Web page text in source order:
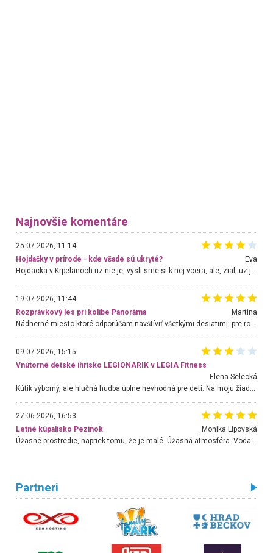
Najnovšie komentáre
25.07.2026, 11:14
Hojdačky v prírode - kde všade sú ukryté?
Eva
Hojdacka v Krpelanoch uz nie je, vysli sme si k nej vcera, ale, zial, uz je znicena. Ak sem planujete cestu len kvoli hojdacke, mozete si ju usetrit. Krasny vyhlad je tu vsak aj bez hojdacky :-)
19.07.2026, 11:44
Rozprávkový les pri kolibe Panoráma
Martina
Nádherné miesto ktoré odporúčam navštíviť všetkými desiatimi, pre rodiny s deťmi, dôchodcom... Proste a jednoducho ozaj rozprávkový les.. určite ešte prídeme. Odniesli sme si na pamiatku krásne tričká,
09.07.2026, 15:15
Vnútorné detské ihrisko LEGIONARIK v LEGIA Fitness
Elena Selecká
27.06.2026, 16:53
Letné kúpalisko Pezinok
. Monika Lipovská
Úžasné prostredie, napriek tomu, že je malé. Úžasná atmosféra. Voda fantastická a nádherná. Ľudí je pomerne veľa, ale su mili a ohľaduplní. Je veľmi zaujímavé sledovať, ako dokážu spolu športovať cudzí ľudia a bez ohľadu na vek. Vládne tu pohoda. Vnuka neviem dostať z vody. Ďakujem za krásny deň . Urcite sa sem vrátim. Jediný problém je s parkovaním, ale aj ten sa mi podarilo vyriešiť. Monika Bratislava
Partneri